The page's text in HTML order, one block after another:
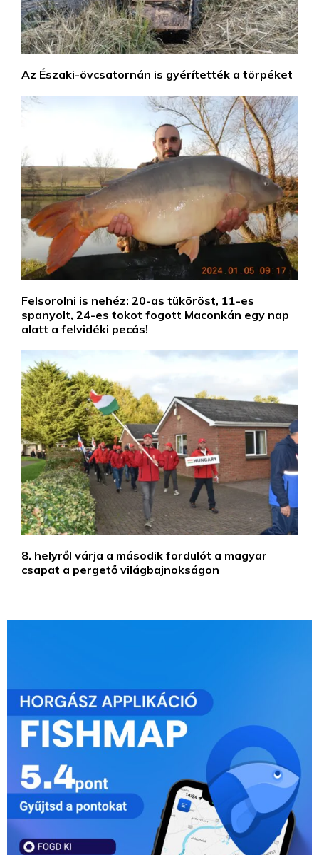
Az Északi-övcsatornán is gyérítették a törpéket
Felsorolni is nehéz: 20-as tüköröst, 11-es
spanyolt, 24-es tokot fogott Maconkán egy nap
alatt a felvidéki pecás!
8. helyről várja a második fordulót a magyar
csapat a pergető világbajnokságon